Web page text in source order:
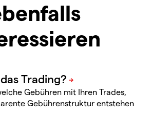
Gebühren mit Ihren Trades,
Gebührenstruktur entstehen